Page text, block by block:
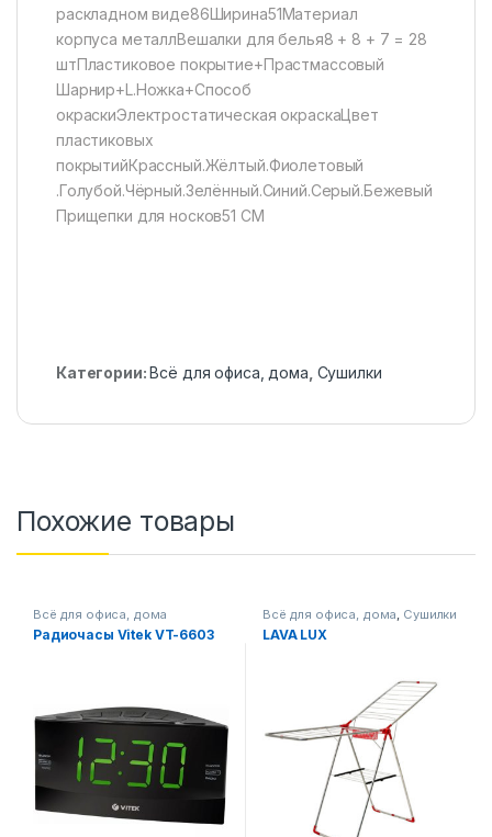
раскладном виде86Ширина51Материал
корпуса металлВешалки для белья8 + 8 + 7 = 28
штПластиковое покрытие+Прастмассовый
Шарнир+L.Ножка+Способ
окраскиЭлектростатическая окраскаЦвет
пластиковых
покрытийКрассный.Жёлтый.Фиолетовый
.Голубой.Чёрный.Зелённый.Синий.Серый.Бежевый
Прищепки для носков51 CM
Категории:Всё для офиса, дома Сушилки
Похожие товары
Всё для офиса, дома
Радиочасы Vitek VT-6603
Всё для офиса, дома, Сушилки
LAVA LUX